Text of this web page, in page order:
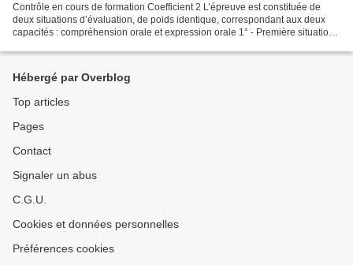
Contrôle en cours de formation Coefficient 2 L’épreuve est constituée de
deux situations d’évaluation, de poids identique, correspondant aux deux
capacités : compréhension orale et expression orale 1° - Première situation
Hébergé par Overblog
Top articles
Pages
Contact
Signaler un abus
C.G.U.
Cookies et données personnelles
Préférences cookies